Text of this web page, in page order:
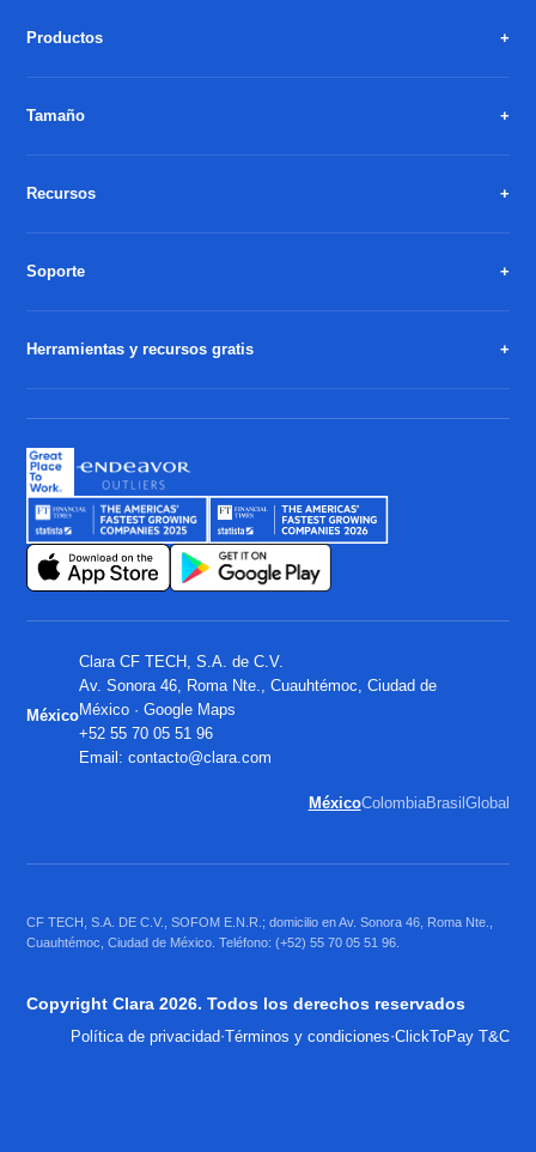
Productos
Tamaño
Recursos
Soporte
Herramientas y recursos gratis
México
Clara CF TECH, S.A. de C.V.
Av. Sonora 46, Roma Nte., Cuauhtémoc, Ciudad de
México ·Google Maps
+52 55 70 05 51 96
Email:contacto@clara.com
MéxicoColombiaBrasil Global
CF TECH, S.A. DE C.V., SOFOM E.N.R.; domicilio en Av. Sonora 46, Roma Nte.,
Cuauhtémoc, Ciudad de México. Teléfono: (+52) 55 70 05 51 96.
Copyright Clara 2026. Todos los derechos reservados
Política de privacidad·Términos y condiciones·ClickToPay T&C